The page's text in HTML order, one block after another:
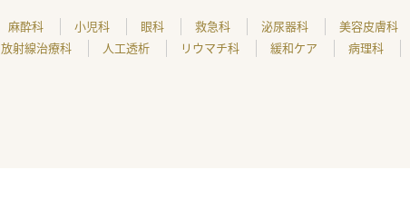
麻酔科 小児科 眼科 救急科 泌尿器科 美容皮膚科
放射線治療科 人工透析 リウマチ科 緩和ケア 病理科